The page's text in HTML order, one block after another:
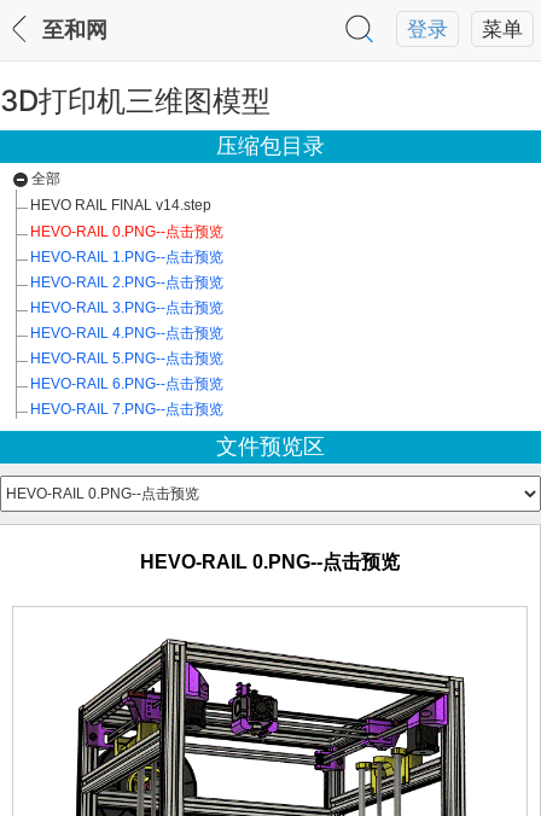
菜单
登录
至和网
3D打印机三维图模型
压缩包目录
全部
HEVO RAIL FINAL v14.step
HEVO-RAIL 0.PNG--点击预览
HEVO-RAIL 1.PNG--点击预览
HEVO-RAIL 2.PNG--点击预览
HEVO-RAIL 3.PNG--点击预览
HEVO-RAIL 4.PNG--点击预览
HEVO-RAIL 5.PNG--点击预览
HEVO-RAIL 6.PNG--点击预览
HEVO-RAIL 7.PNG--点击预览
文件预览区
HEVO-RAIL 0.PNG--点击预览